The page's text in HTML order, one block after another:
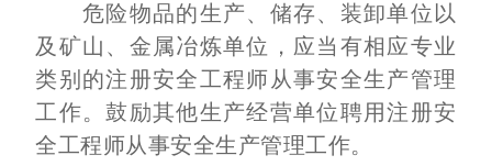
危险物品的生产、储存、装卸单位以
及矿山、金属冶炼单位，应当有相应专业
类别的注册安全工程师从事安全生产管理
工作。鼓励其他生产经营单位聘用注册安
全工程师从事安全生产管理工作。